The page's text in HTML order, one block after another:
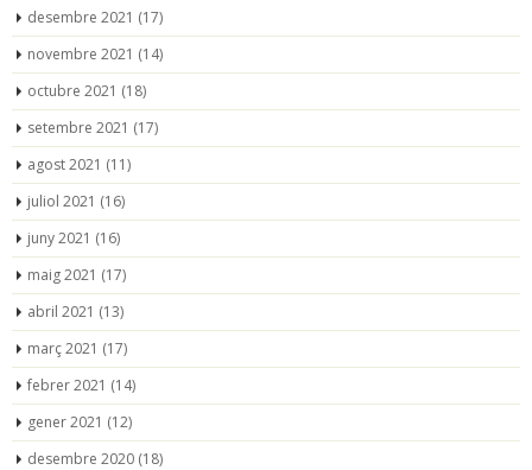
desembre 2021 (17)
novembre 2021 (14)
octubre 2021 (18)
setembre 2021 (17)
agost 2021 (11)
juliol 2021 (16)
juny 2021 (16)
maig 2021 (17)
abril 2021 (13)
març 2021 (17)
febrer 2021 (14)
gener 2021 (12)
desembre 2020 (18)